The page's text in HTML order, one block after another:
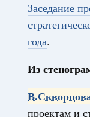
Заседание
года.
Из
проектам и